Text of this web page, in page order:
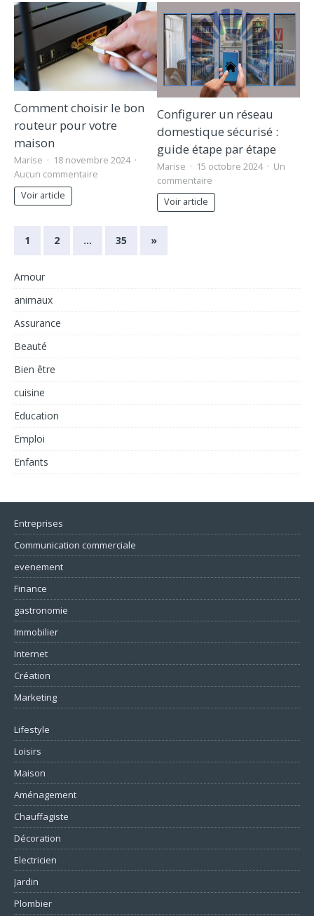
Comment choisir le bon
routeur pour votre
maison
Marise
18 novembre 2024
Aucun commentaire
Voir article
Configurer un réseau
domestique sécurisé :
guide étape par étape
Marise 15 octobre 2024
Un
commentaire
Voir article
1 2 … 35 »
Amour
animaux
Assurance
Beauté
Bien être
cuisine
Education
Emploi
Enfants
Entreprises
Communication commerciale
evenement
Finance
gastronomie
Immobilier
Internet
Création
Marketing
Lifestyle
Loisirs
Maison
Aménagement
Chauffagiste
Décoration
Electricien
Jardin
Plombier